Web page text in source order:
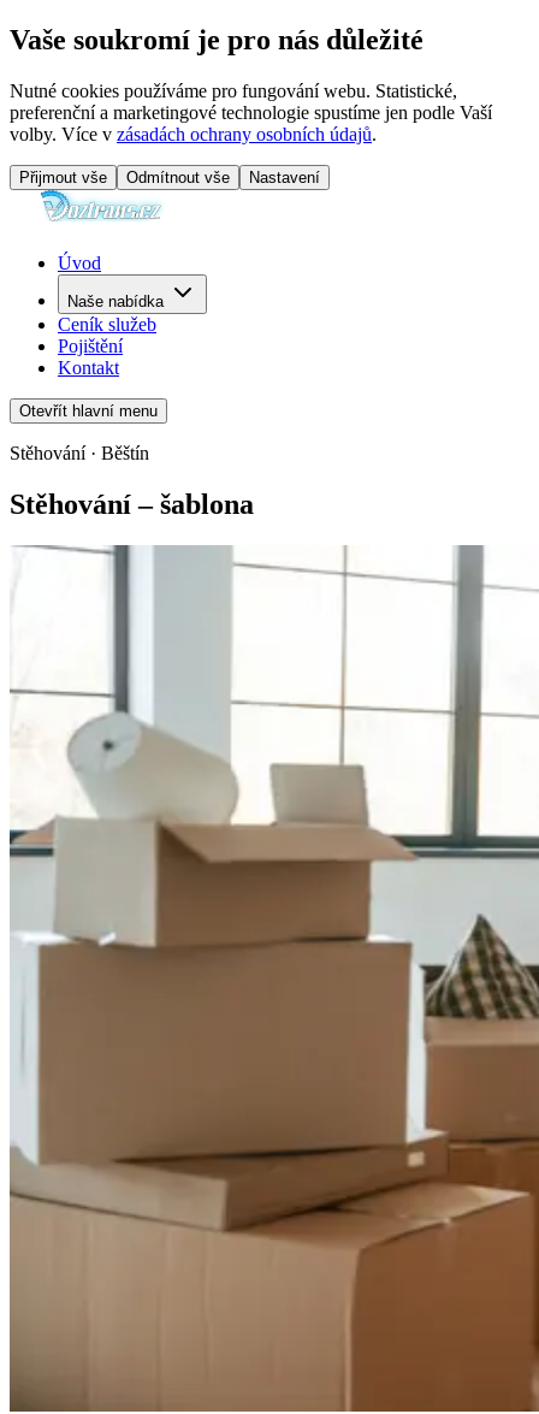
Vaše soukromí je pro nás důležité
Nutné cookies používáme pro fungování webu. Statistické,
preferenční a marketingové technologie spustíme jen podle Vaší
volby. Více v zásadách ochrany osobních údajů.
Přijmout vše Odmítnout vše Nastavení
Úvod
Naše nabídka
Ceník služeb
Pojištění
Kontakt
Otevřít hlavní menu
Stěhování · Běštín
Stěhování – šablona